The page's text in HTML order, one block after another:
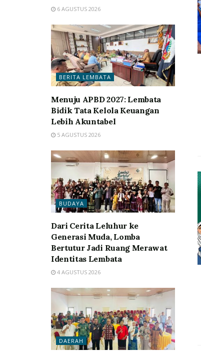
6 AGUSTUS 2026
BERITA LEMBATA
Menuju APBD 2027: Lembata
Bidik Tata Kelola Keuangan
Lebih Akuntabel
5 AGUSTUS 2026
BUDAYA
Dari Cerita Leluhur ke
Generasi Muda, Lomba
Bertutur Jadi Ruang Merawat
Identitas Lembata
4 AGUSTUS 2026
DAERAH